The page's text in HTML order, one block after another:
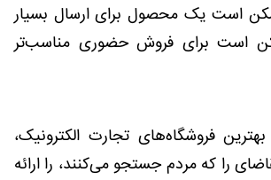
است یک محصول برای ارسال بسیار
است برای فروش حضوری مناسب‌تر
بهترین فروشگاه‌های تجارت الکترونیک،
را که مردم جستجو می‌کنند، را ارائه